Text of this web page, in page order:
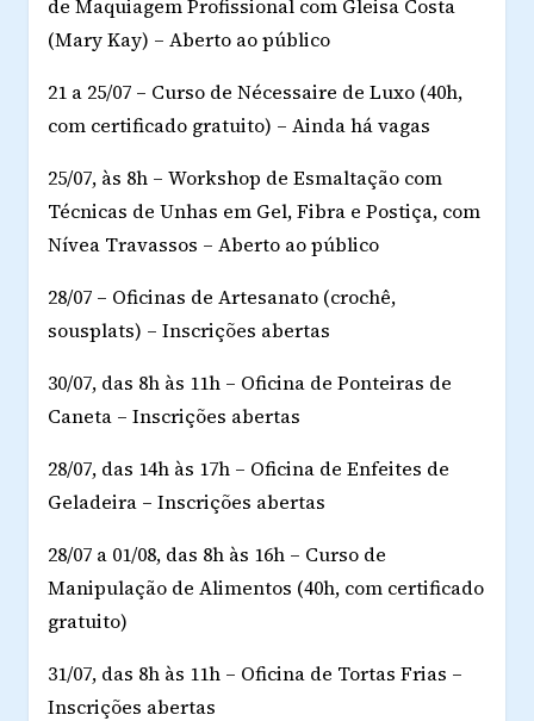
de Maquiagem Profissional com Gleisa Costa
(Mary Kay) – Aberto ao público
21 a 25/07 – Curso de Nécessaire de Luxo (40h,
com certificado gratuito) – Ainda há vagas
25/07, às 8h – Workshop de Esmaltação com
Técnicas de Unhas em Gel, Fibra e Postiça, com
Nívea Travassos – Aberto ao público
28/07 – Oficinas de Artesanato (crochê,
sousplats) – Inscrições abertas
30/07, das 8h às 11h – Oficina de Ponteiras de
Caneta – Inscrições abertas
28/07, das 14h às 17h – Oficina de Enfeites de
Geladeira – Inscrições abertas
28/07 a 01/08, das 8h às 16h – Curso de
Manipulação de Alimentos (40h, com certificado
gratuito)
31/07, das 8h às 11h – Oficina de Tortas Frias –
Inscrições abertas